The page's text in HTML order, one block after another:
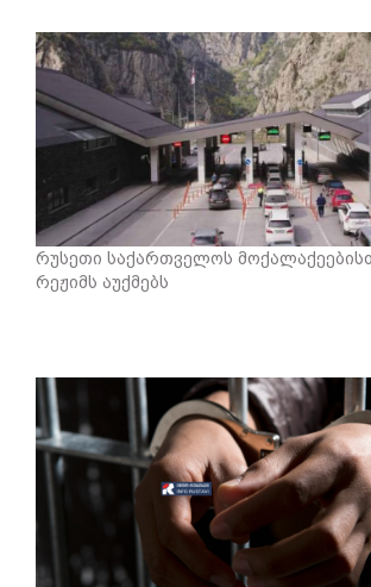
რუსეთი საქართველოს
რეჟიმს აუქმებს